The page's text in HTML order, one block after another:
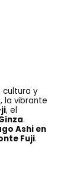
cultura y
, la vibrante
, el
.
Ashi en
Fuji.